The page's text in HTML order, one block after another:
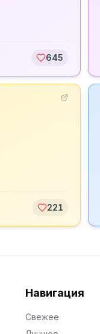
645
221
Навигация
Свежее